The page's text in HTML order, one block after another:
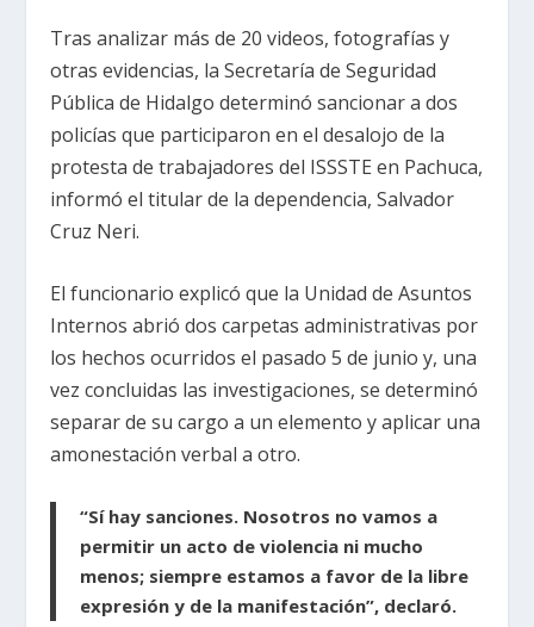
Tras analizar más de 20 videos, fotografías y
otras evidencias, la Secretaría de Seguridad
Pública de Hidalgo determinó sancionar a dos
policías que participaron en el desalojo de la
protesta de trabajadores del ISSSTE en Pachuca,
informó el titular de la dependencia, Salvador
Cruz Neri.
El funcionario explicó que la Unidad de Asuntos
Internos abrió dos carpetas administrativas por
los hechos ocurridos el pasado 5 de junio y, una
vez concluidas las investigaciones, se determinó
separar de su cargo a un elemento y aplicar una
amonestación verbal a otro.
“Sí hay sanciones. Nosotros no vamos a
permitir un acto de violencia ni mucho
menos; siempre estamos a favor de la libre
expresión y de la manifestación”, declaró.